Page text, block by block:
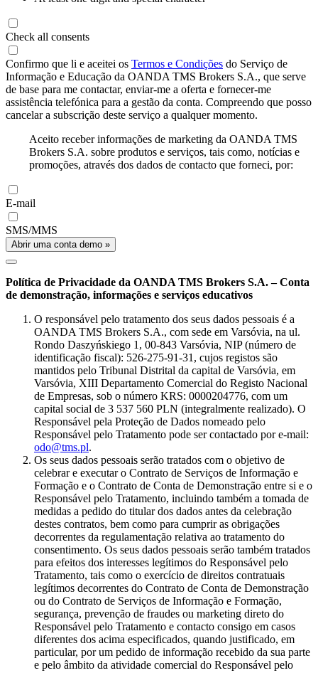
Check all consents
Confirmo que li e aceitei os Termos e Condições do Serviço de
Informação e Educação da OANDA TMS Brokers S.A., que serve
de base para me contactar, enviar-me a oferta e fornecer-me
assistência telefónica para a gestão da conta. Compreendo que posso
cancelar a subscrição deste serviço a qualquer momento.
Aceito receber informações de marketing da OANDA TMS
Brokers S.A. sobre produtos e serviços, tais como, notícias e
promoções, através dos dados de contacto que forneci, por:
E-mail
SMS/MMS
Abrir uma conta demo »
Política de Privacidade da OANDA TMS Brokers S.A. – Conta
de demonstração, informações e serviços educativos
O responsável pelo tratamento dos seus dados pessoais é a
OANDA TMS Brokers S.A., com sede em Varsóvia, na ul.
Rondo Daszyńskiego 1, 00-843 Varsóvia, NIP (número de
identificação fiscal): 526-275-91-31, cujos registos são
mantidos pelo Tribunal Distrital da capital de Varsóvia, em
Varsóvia, XIII Departamento Comercial do Registo Nacional
de Empresas, sob o número KRS: 0000204776, com um
capital social de 3 537 560 PLN (integralmente realizado). O
Responsável pela Proteção de Dados nomeado pelo
Responsável pelo Tratamento pode ser contactado por e-mail:
odo@tms.pl.
Os seus dados pessoais serão tratados com o objetivo de
celebrar e executar o Contrato de Serviços de Informação e
Formação e o Contrato de Conta de Demonstração entre si e o
Responsável pelo Tratamento, incluindo também a tomada de
medidas a pedido do titular dos dados antes da celebração
destes contratos, bem como para cumprir as obrigações
decorrentes da regulamentação relativa ao tratamento do
consentimento. Os seus dados pessoais serão também tratados
para efeitos dos interesses legítimos do Responsável pelo
Tratamento, tais como o exercício de direitos contratuais
legítimos decorrentes do Contrato de Conta de Demonstração
ou do Contrato de Serviços de Informação e Formação,
segurança, prevenção de fraudes ou marketing direto do
Responsável pelo Tratamento e contacto consigo em casos
diferentes dos acima especificados, quando justificado, em
particular, por um pedido de informação recebido da sua parte
e pelo âmbito da atividade comercial do Responsável pelo